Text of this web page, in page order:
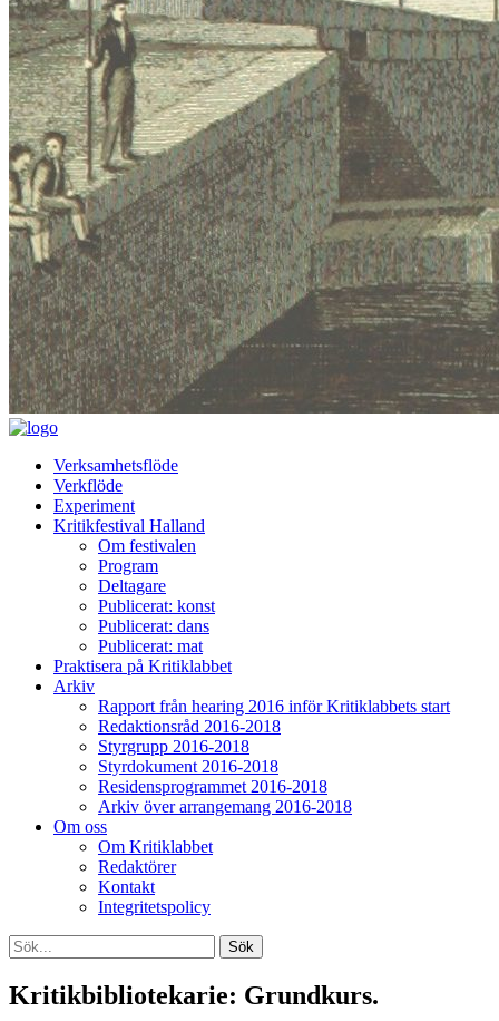
Verksamhetsflöde
Verkflöde
Experiment
Kritikfestival Halland
Om festivalen
Program
Deltagare
Publicerat: konst
Publicerat: dans
Publicerat: mat
Praktisera på Kritiklabbet
Arkiv
Rapport från hearing 2016 inför Kritiklabbets start
Redaktionsråd 2016-2018
Styrgrupp 2016-2018
Styrdokument 2016-2018
Residensprogrammet 2016-2018
Arkiv över arrangemang 2016-2018
Om oss
Om Kritiklabbet
Redaktörer
Kontakt
Integritetspolicy
Kritikbibliotekarie: Grundkurs.